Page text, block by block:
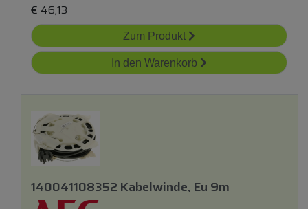
€ 46,13
Zum Produkt
In den Warenkorb
140041108352 Kabelwinde, Eu 9m